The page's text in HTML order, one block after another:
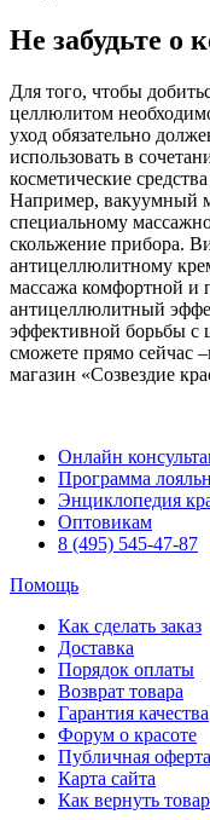
Не забудьте о
Для того, чтобы
целлюлитом
уход обязательно
использовать в
косметические
Например, вакуумный
специальному
скольжение прибора.
антицеллюлитному
массажа комфортной и
антицеллюлитный
эффективной борьбы
сможете прямо сейчас
магазин «Созвездие
Онлайн
Программа
Энциклопедия
Оптовикам
8 (495) 545-47-87
Помощь
Как сделать заказ
Доставка
Порядок оплаты
Возврат товара
Гарантия качества
Форум о красоте
Публичная оферта
Карта сайта
Как вернуть товар